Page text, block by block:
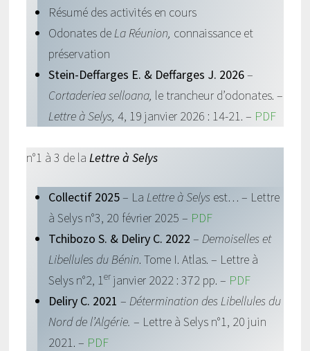
Résumé des activités en cours
Odonates de La Réunion, connaissance et
préservation
Stein-Deffarges E. & Deffarges J. 2026–
Cortaderiea selloana, le trancheur d’odonates. –
Lettre à Selys, 4, 19 janvier 2026 : 14-21. – PDF
n°1 à 3 de la Lettre à Selys
Collectif 2025– La Lettre à Selys est… – Lettre
à Selys n°3, 20 février 2025 – PDF
Tchibozo S. & Deliry C. 2022 – Demoiselles et
Libellules du Bénin. Tome I. Atlas. – Lettre à
Selys n°2, 1 erjanvier 2022 : 372 pp. – PDF
Deliry C. 2021 – Détermination des Libellules du
Nord de l’Algérie. – Lettre à Selys n°1, 20 juin
2021. – PDF